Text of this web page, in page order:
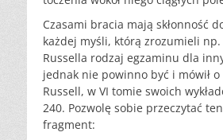
Czasami bracia mają skłonność
każdej myśli, którą zrozumieli
Russella rodzaj egzaminu dla
jednak nie powinno być i mówił
Russell, w VI tomie swoich
240. Pozwolę sobie przeczytać
fragment: